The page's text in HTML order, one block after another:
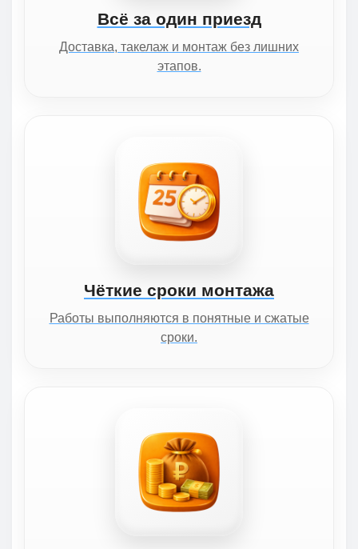
Всё за один приезд
Доставка, такелаж и монтаж без лишних
этапов.
Чёткие сроки монтажа
Работы выполняются в понятные и сжатые
сроки.